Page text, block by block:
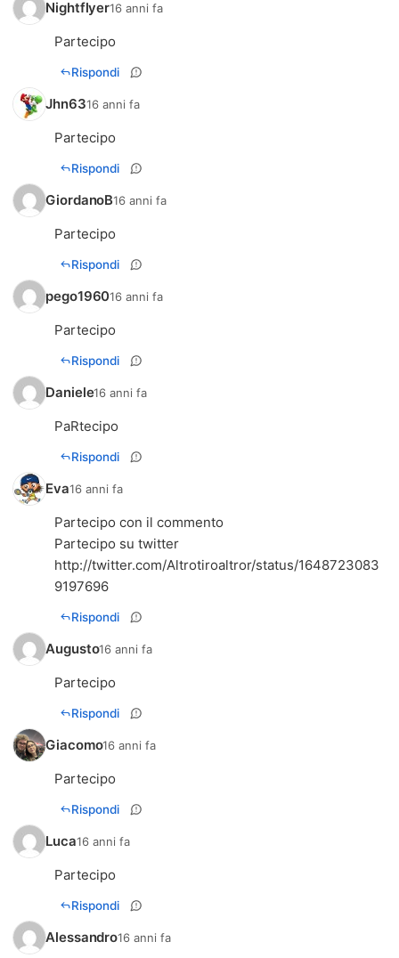
Nightflyer16 anni fa
Partecipo
Rispondi
Jhn6316 anni fa
Partecipo
Rispondi
GiordanoB16 anni fa
Partecipo
Rispondi
pego196016 anni fa
Partecipo
Rispondi
Daniele16 anni fa
PaRtecipo
Rispondi
Eva16 anni fa
Partecipo con il commento
http://twitter.com/Altrotiroaltror/status/1648723083
9197696
Rispondi
Augusto16 anni fa
Partecipo
Rispondi
Giacomo16 anni fa
Partecipo
Rispondi
Luca16 anni fa
Partecipo
Rispondi
Alessandro16 anni fa